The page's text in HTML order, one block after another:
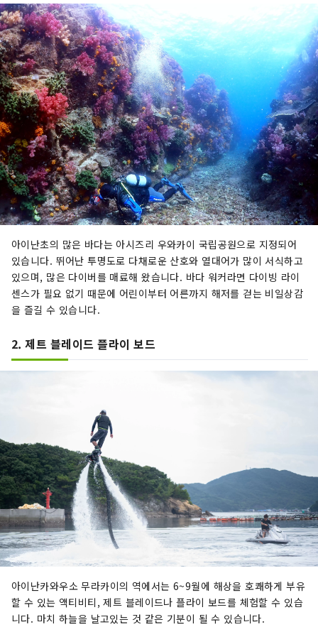
아이난초의 많은 바다는 아시즈리 우와카이 국립공원으로 지정되어
있습니다. 뛰어난 투명도로 다채로운 산호와 열대어가 많이 서식하고
있으며, 많은 다이버를 매료해 왔습니다. 바다 워커라면 다이빙 라이
센스가 필요 없기 때문에 어린이부터 어른까지 해저를 걷는 비일상감
을 즐길 수 있습니다.
2. 제트 블레이드 플라이 보드
아이난카와우소 무라카이의 역에서는 6~9월에 해상을 호쾌하게 부유
할 수 있는 액티비티, 제트 블레이드나 플라이 보드를 체험할 수 있습
니다. 마치 하늘을 날고있는 것 같은 기분이 될 수 있습니다.